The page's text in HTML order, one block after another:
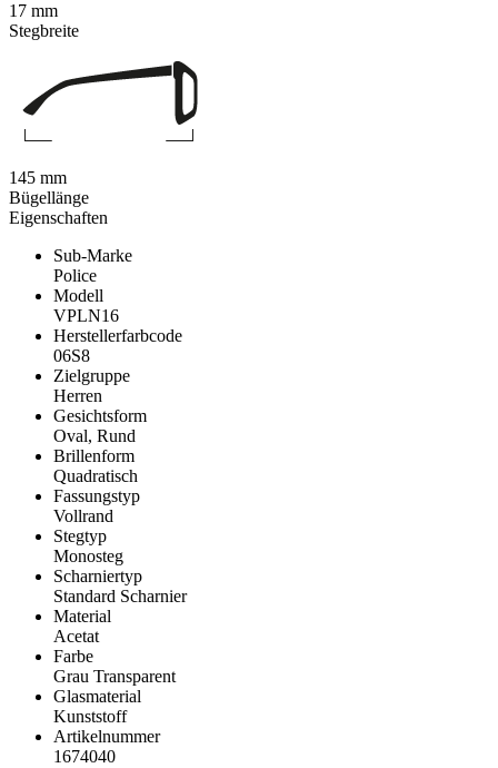
Eigenschaften
Sub-Marke
Police
Modell
VPLN16
Herstellerfarbcode
06S8
Zielgruppe
Herren
Gesichtsform
Oval, Rund
Brillenform
Quadratisch
Fassungstyp
Vollrand
Stegtyp
Monosteg
Scharniertyp
Standard Scharnier
Material
Acetat
Farbe
Grau Transparent
Glasmaterial
Kunststoff
Artikelnummer
1674040
17 mm
Stegbreite
145 mm
Bügellänge